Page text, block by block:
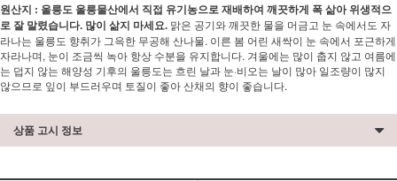
원산지 : 울릉도 울릉물산에서 직접 유기농으로 재배하여 깨끗하게 폭 삶아 위생적으
로 잘 말렸습니다. 많이 삶지 마세요. 맑은 공기와 깨끗한 물을 머금고 눈 속에서도 자
라나는 울릉도 향취가 그윽한 무공해 산나물. 이른 봄 어린 새싹이 눈 속에서 포근하게
자라나며, 눈이 조금씩 녹아 항상 수분을 유지합니다. 겨울에는 많이 춥지 않고 여름에
는 덥지 않는 해양성 기후의 울릉도는 흐린 날과 눈·비오는 날이 많아 일조량이 많지
않으므로 잎이 부드러우며 토질이 좋아 산채의 향이 좋습니다.
상품 고시 정보